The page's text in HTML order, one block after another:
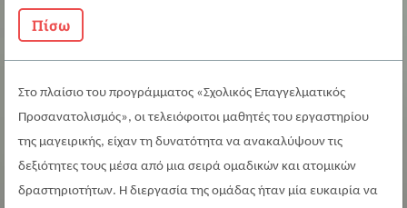
Πίσω
Στο πλαίσιο του προγράμματος «Σχολικός Επαγγελματικός
Προσανατολισμός», οι τελειόφοιτοι μαθητές του εργαστηρίου
της μαγειρικής, είχαν τη δυνατότητα να ανακαλύψουν τις
δεξιότητες τους μέσα από μια σειρά ομαδικών και ατομικών
δραστηριοτήτων. Η διεργασία της ομάδας ήταν μία ευκαιρία να